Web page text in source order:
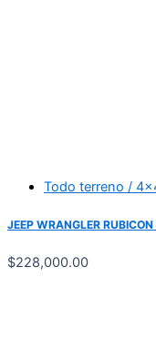
Todo terreno /
JEEP WRANGLER
$228,000.00